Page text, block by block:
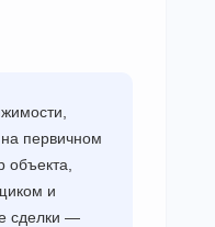
первичном
и
сделки —